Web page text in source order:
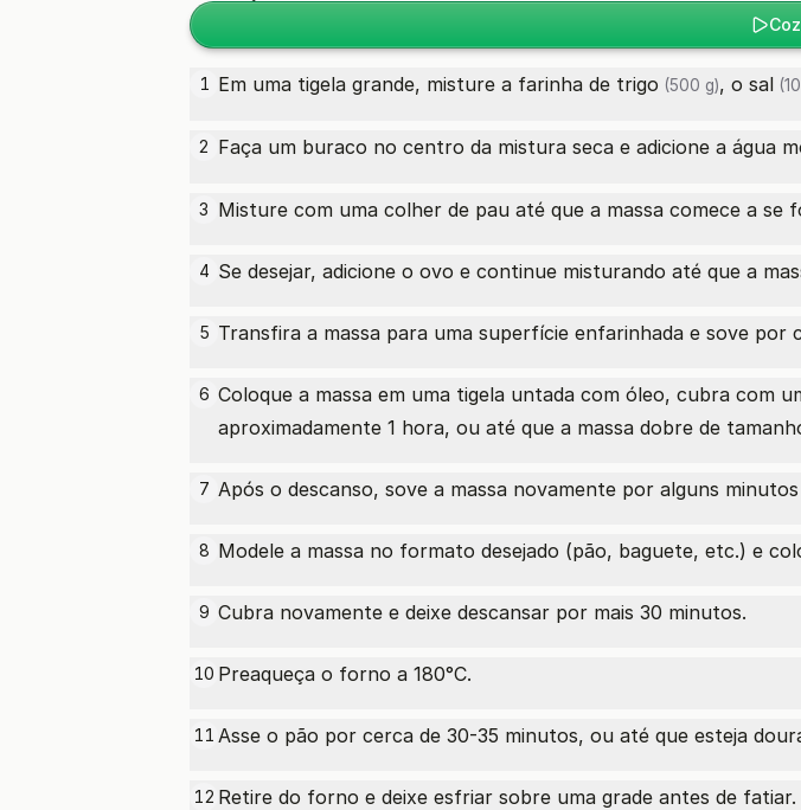
1 Em uma tigela grande, misture a farinha de trigo (500 g), o sal
2 Faça um buraco no centro da mistura seca e adicione a água
3 Misture com uma colher de pau até que a massa comece a se
4 Se desejar, adicione o ovo e continue misturando até que a
5 Transfira a massa para uma superfície enfarinhada e sove por
6 Coloque a massa em uma tigela untada com óleo, cubra com
aproximadamente 1 hora, ou até que a massa dobre de
7 Após o descanso, sove a massa novamente por alguns
8 Modele a massa no formato desejado (pão, baguete, etc.) e
9 Cubra novamente e deixe descansar por mais 30 minutos.
10 Preaqueça o forno a 180°C.
11 Asse o pão por cerca de 30-35 minutos, ou até que esteja
12 Retire do forno e deixe esfriar sobre uma grade antes de fatiar.